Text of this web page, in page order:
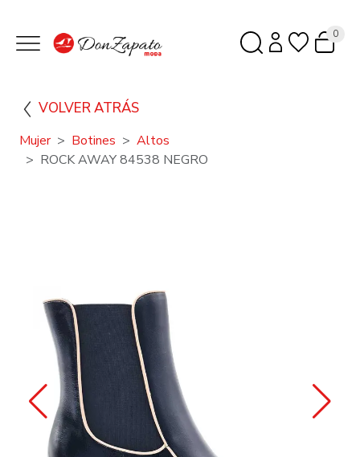
0
VOLVER ATRÁS
Mujer Botines
Altos
ROCK AWAY 84538 NEGRO